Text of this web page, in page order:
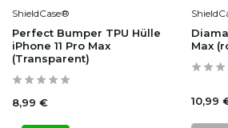
ShieldCase®
Perfect Bumper TPU Hülle
iPhone 11 Pro Max
(Transparent)
8,99 €
Max
10,99